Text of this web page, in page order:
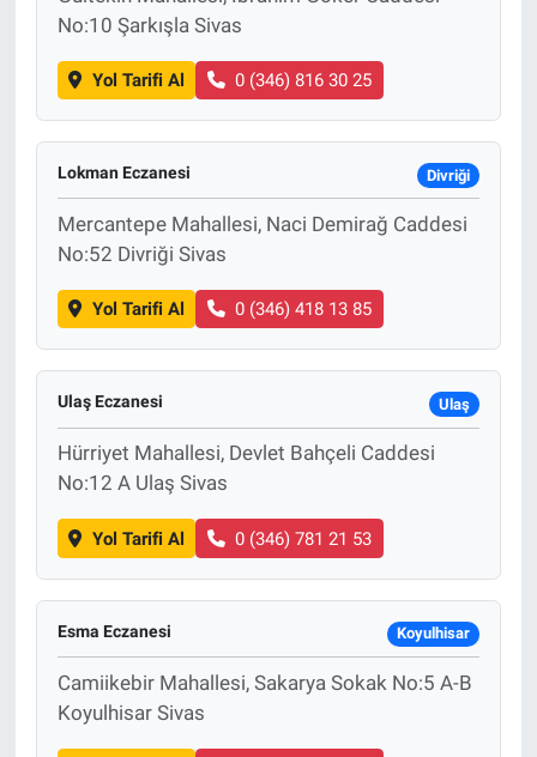
No:10 Şarkışla Sivas
Yol Tarifi Al 0 (346) 816 30 25
Lokman Eczanesi Divriği
Mercantepe Mahallesi, Naci Demirağ Caddesi
No:52 Divriği Sivas
Yol Tarifi Al 0 (346) 418 13 85
Ulaş Eczanesi Ulaş
Hürriyet Mahallesi, Devlet Bahçeli Caddesi
No:12 A Ulaş Sivas
Yol Tarifi Al 0 (346) 781 21 53
Esma Eczanesi Koyulhisar
Camiikebir Mahallesi, Sakarya Sokak No:5 A-B
Koyulhisar Sivas